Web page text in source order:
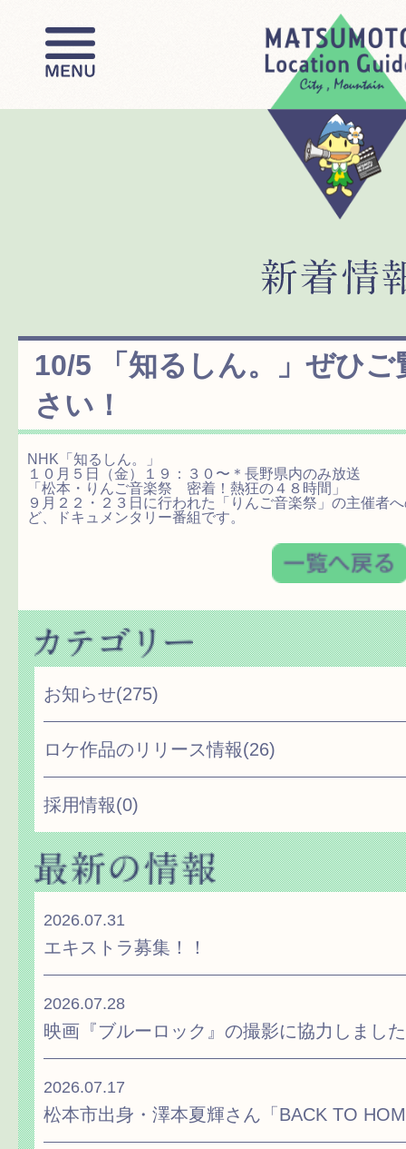
10/5 「知るしん。」ぜひご
さい！
NHK「知るしん。」
１０月５日（金）１９：３０〜＊長野県内のみ放送
「松本・りんご音楽祭 密着！熱狂の４８時間」
９月２２・２３日に行われた「りんご音楽祭」の主催者
ど、ドキュメンタリー番組です。
お知らせ(275)
ロケ作品のリリース情報(26)
採用情報(0)
2026.07.31
エキストラ募集！！
2026.07.28
映画『ブルーロック』の撮影に協力しまし
2026.07.17
松本市出身・澤本夏輝さん「BACK TO